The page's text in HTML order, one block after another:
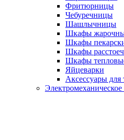
Фритюрницы
Чебуречницы
Шашлычницы
Шкафы
Шкафы
Шкафы
Шкафы
Яйцеварки
Аксессуары для